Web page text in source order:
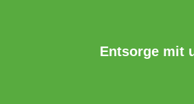
Entsorge mit